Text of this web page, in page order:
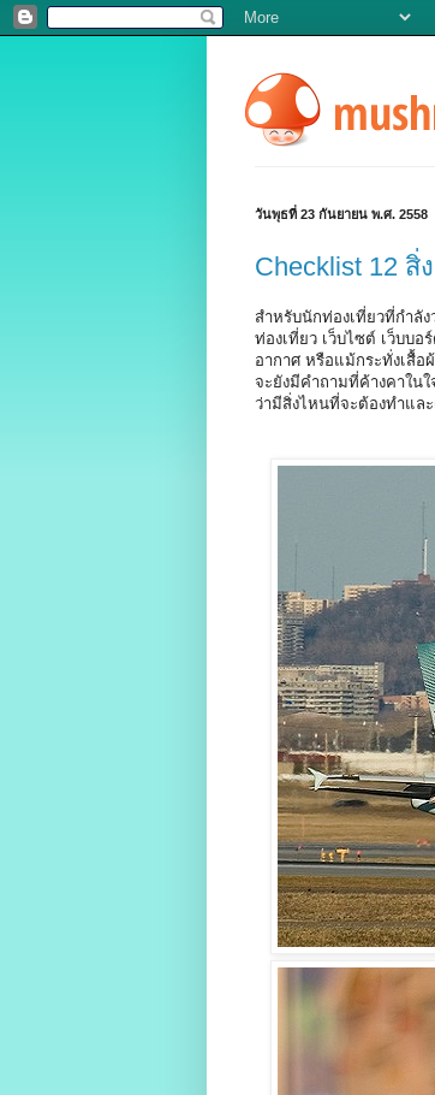
วันพุธที่ 23 กันยายน พ.ศ. 2558
Checklist 12 สิ่
สำหรับนักท่องเที่ยวที่กำลั
ท่องเที่ยว เว็บไซต์ เว็บบ
อากาศ หรือแม้กระทั่งเสื้อ
จะยังมีคำถามที่ค้างคาใน
ว่ามีสิ่งไหนที่จะต้องทำแ